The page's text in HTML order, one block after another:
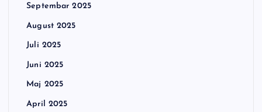
Septembar 2025
August 2025
Juli 2025
Juni 2025
Maj 2025
April 2025